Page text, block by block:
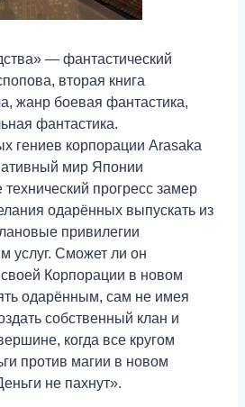
— фантастический
вторая книга
жанр боевая фантастика,
фантастика.
гениев корпорации Arasaka
мир Японии
прогресс замер
одарённых выпускать из
привилегии
услуг. Сможет ли он
Корпорации в новом
одарённым, сам не имея
собственный клан и
когда все кругом
против магии в новом
не пахнут».